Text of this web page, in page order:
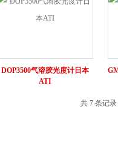
DOP3500气溶胶光度计日本
ATI
共 7 条记